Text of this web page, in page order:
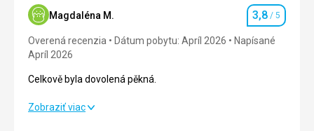
Strava 2,0/ 5
Ubytovanie 3,0/ 5
Magdaléna M. Hodnotenie
3,8 / 5
Overená recenzia Dátum pobytu: Apríl 2026
Napísané
Apríl 2026
Celkově byla dovolená pěkná.
Celkově byla dovolená pěkná.
Zobraziť viac